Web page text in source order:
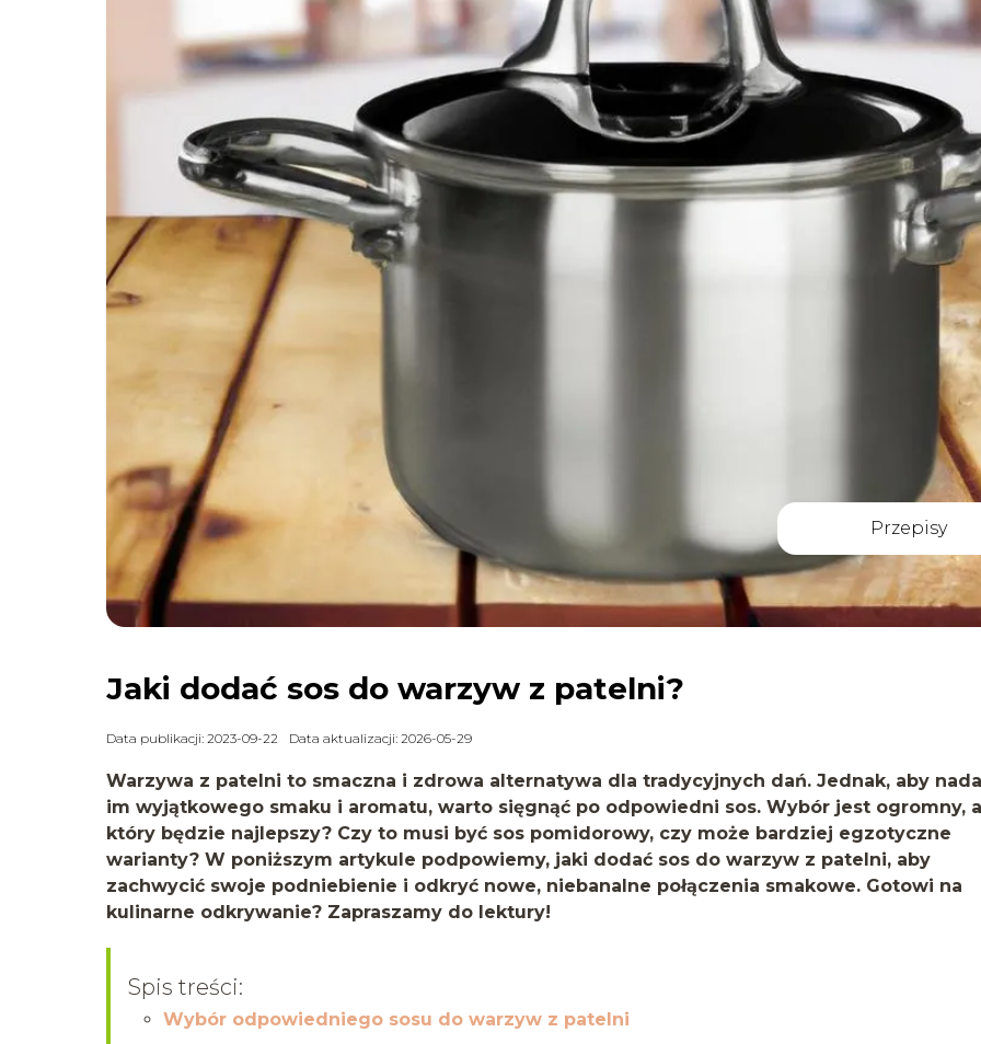
Przepisy
Jaki dodać sos do warzyw z patelni?
Data publikacji: 2023-09-22 Data aktualizacji: 2026-05-29
Warzywa z patelni to smaczna i zdrowa alternatywa dla tradycyjnych dań. Jednak, aby
im wyjątkowego smaku i aromatu, warto sięgnąć po odpowiedni sos. Wybór jest ogromny,
który będzie najlepszy? Czy to musi być sos pomidorowy, czy może bardziej egzotyczne
warianty? W poniższym artykule podpowiemy, jaki dodać sos do warzyw z patelni, aby
zachwycić swoje podniebienie i odkryć nowe, niebanalne połączenia smakowe. Gotowi na
kulinarne odkrywanie? Zapraszamy do lektury!
Spis treści:
Wybór odpowiedniego sosu do warzyw z patelni